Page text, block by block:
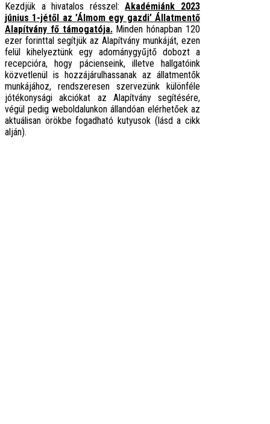
Kezdjük a hivatalos résszel:Akadémiánk 2023
június 1-jétől az ’Álmom egy gazdi’ Állatmentő
Alapítvány fő támogatója.Minden hónapban 120
ezer forinttal segítjük az Alapítvány munkáját, ezen
felül kihelyeztünk egy adománygyűjtő dobozt a
recepcióra, hogy pácienseink, illetve hallgatóink
közvetlenül is hozzájárulhassanak az állatmentők
munkájához, rendszeresen szervezünk különféle
jótékonysági akciókat az Alapítvány segítésére,
végül pedig weboldalunkon állandóan elérhetőek az
aktuálisan örökbe fogadható kutyusok (lásd a cikk
alján).